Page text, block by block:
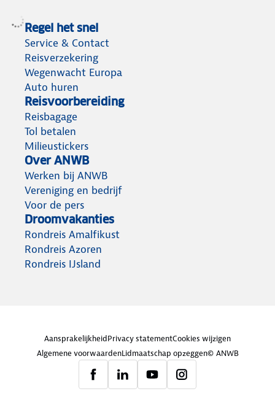
hebt
op
vakantie
Regel het snel
Service & Contact
Reisverzekering
Wegenwacht Europa
Auto huren
Reisvoorbereiding
Reisbagage
Tol betalen
Milieustickers
Over ANWB
Werken bij ANWB
Vereniging en bedrijf
Voor de pers
Droomvakanties
Rondreis Amalfikust
Rondreis Azoren
Rondreis IJsland
AansprakelijkheidPrivacy statementCookies wijzigen
Algemene voorwaardenLidmaatschap opzeggen© ANWB